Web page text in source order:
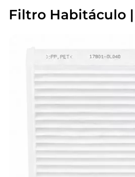
Filtro Habitáculo |